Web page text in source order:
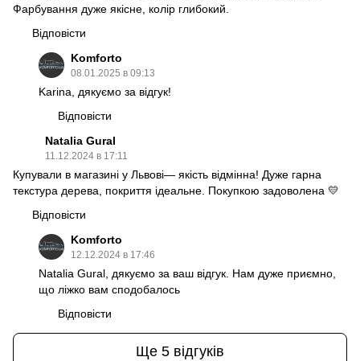
Фарбування дуже якісне, колір глибокий.
Відповісти
Komforto
08.01.2025 в 09:13
Karina, дякуємо за відгук!
Відповісти
Natalia Gural
11.12.2024 в 17:11
Купували в магазині у Львові— якість відмінна! Дуже гарна
текстура дерева, покриття ідеальне. Покупкою задоволена 💛
Відповісти
Komforto
12.12.2024 в 17:46
Natalia Gural, дякуємо за ваш відгук. Нам дуже приємно,
що ліжко вам сподобалось
Відповісти
Ще 5 відгуків